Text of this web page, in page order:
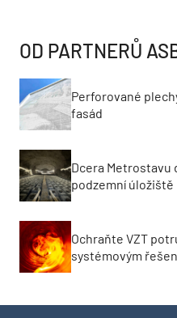
OD PARTNERŮ
Perforované
fasád
Dcera Metrostavu
podzemní úložiště
Ochraňte VZT
systémovým